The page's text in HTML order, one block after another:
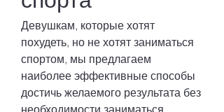
Девушкам, которые хотят
похудеть, но не хотят заниматься
спортом, мы предлагаем
наиболее эффективные способы
достичь желаемого результата без
необходимости заниматься